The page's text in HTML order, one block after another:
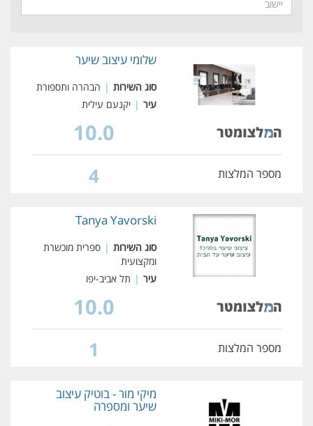
שלומי עיצוב שיער
סוג השירות | הבהרה ותספורת
עיר | יקנעם עילית
10.0
מספר המלצות 4
Tanya Yavorski
סוג השירות | ספרית מוכשרת
ומקצועית
עיר | תל אביב-יפו
10.0
מספר המלצות 1
מיקי מור - בוטיק עיצוב
שיער ומספרה